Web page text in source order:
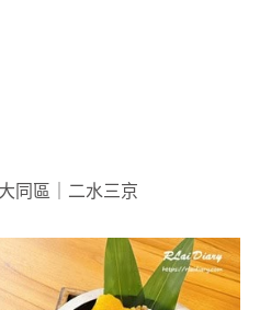
同區｜二水三京